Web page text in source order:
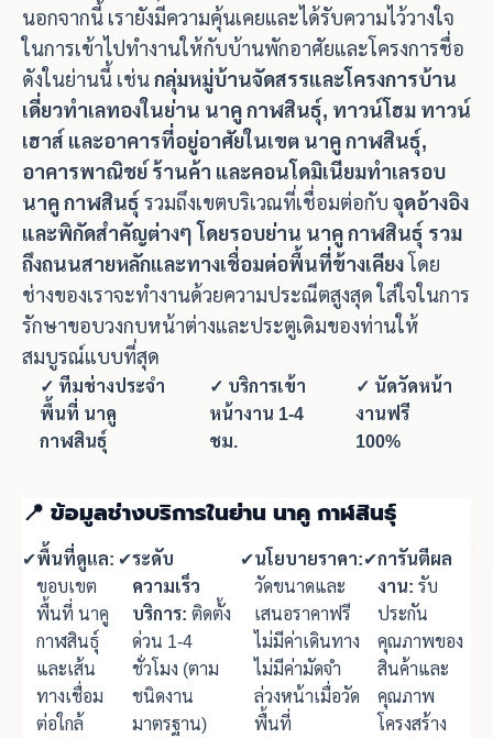
นอกจากนี้ เรายังมีความคุ้นเคยและได้รับความไว้วางใจ
ในการเข้าไปทำงานให้กับบ้านพักอาศัยและโครงการชื่อ
ดังในย่านนี้ เช่นกลุ่มหมู่บ้านจัดสรรและโครงการบ้าน
เดี่ยวทำเลทองในย่าน นาคู กาฬสินธุ์, ทาวน์โฮม ทาวน์
เฮาส์ และอาคารที่อยู่อาศัยในเขต นาคู กาฬสินธุ์,
อาคารพาณิชย์ ร้านค้า และคอนโดมิเนียมทำเลรอบ
นาคู กาฬสินธุ์ รวมถึงเขตบริเวณที่เชื่อมต่อกับ จุดอ้างอิง
และพิกัดสำคัญต่างๆ โดยรอบย่าน นาคู กาฬสินธุ์ รวม
ถึงถนนสายหลักและทางเชื่อมต่อพื้นที่ข้างเคียงโดย
ช่างของเราจะทำงานด้วยความประณีตสูงสุด ใส่ใจในการ
รักษาขอบวงกบหน้าต่างและประตูเดิมของท่านให้
สมบูรณ์แบบที่สุด
✓ ทีมช่างประจำ
พื้นที่ นาคู
กาฬสินธุ์
✓ บริการเข้า
หน้างาน 1-4
ชม.
✓ นัดวัดหน้า
งานฟรี
100%
📍 ข้อมูลช่างบริการในย่าน นาคู กาฬสินธุ์
✔พื้นที่ดูแล:
ขอบเขต
พื้นที่ นาคู
กาฬสินธุ์
และเส้น
ทางเชื่อม
ต่อใกล้
✔ระดับ
ความเร็ว
บริการ: ติดตั้ง
ด่วน 1-4
ชั่วโมง (ตาม
ชนิดงาน
มาตรฐาน)
✔นโยบายราคา:
วัดขนาดและ
เสนอราคาฟรี
ไม่มีค่าเดินทาง
ไม่มีค่ามัดจำ
ล่วงหน้าเมื่อวัด
พื้นที่
✔การันตีผล
งาน: รับ
ประกัน
คุณภาพของ
สินค้าและ
คุณภาพ
โครงสร้าง